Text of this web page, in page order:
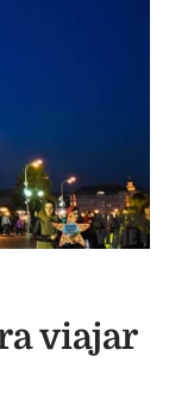
viajar